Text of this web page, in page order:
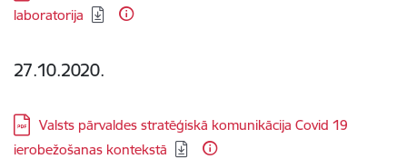
laboratorija
27.10.2020.
Lejupielādēt:
Valsts pārvaldes stratēģiskā komunikācija Covid 19
ierobežošanas kontekstā